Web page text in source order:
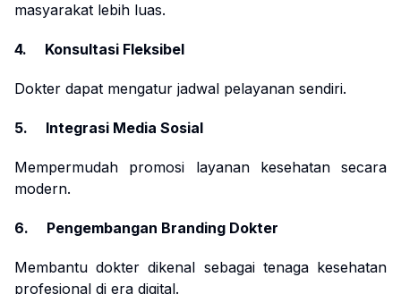
masyarakat lebih luas.
4. Konsultasi Fleksibel
Dokter dapat mengatur jadwal pelayanan sendiri.
5. Integrasi Media Sosial
Mempermudah promosi layanan kesehatan secara
modern.
6. Pengembangan Branding Dokter
Membantu dokter dikenal sebagai tenaga kesehatan
profesional di era digital.